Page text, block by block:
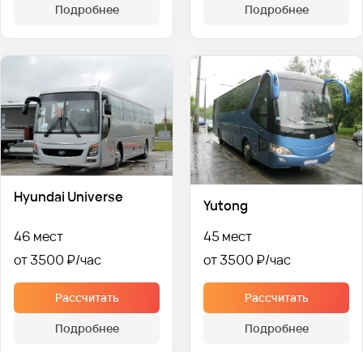
Подробнее
Подробнее
Hyundai Universe
46 мест
от 3500 ₽
Рассчитать
Подробнее
Yutong
45 мест
от 3500 ₽
Рассчитать
Подробнее